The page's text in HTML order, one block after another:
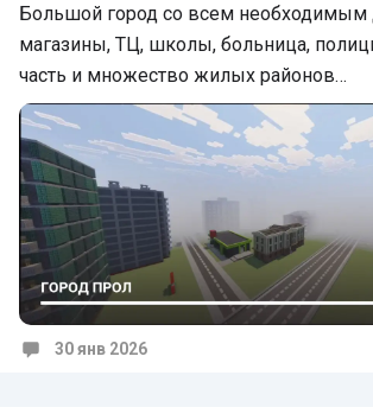
Большой город со всем необходимым
магазины, ТЦ, школы, больница,
часть и множество жилых районов…
30 янв 2026